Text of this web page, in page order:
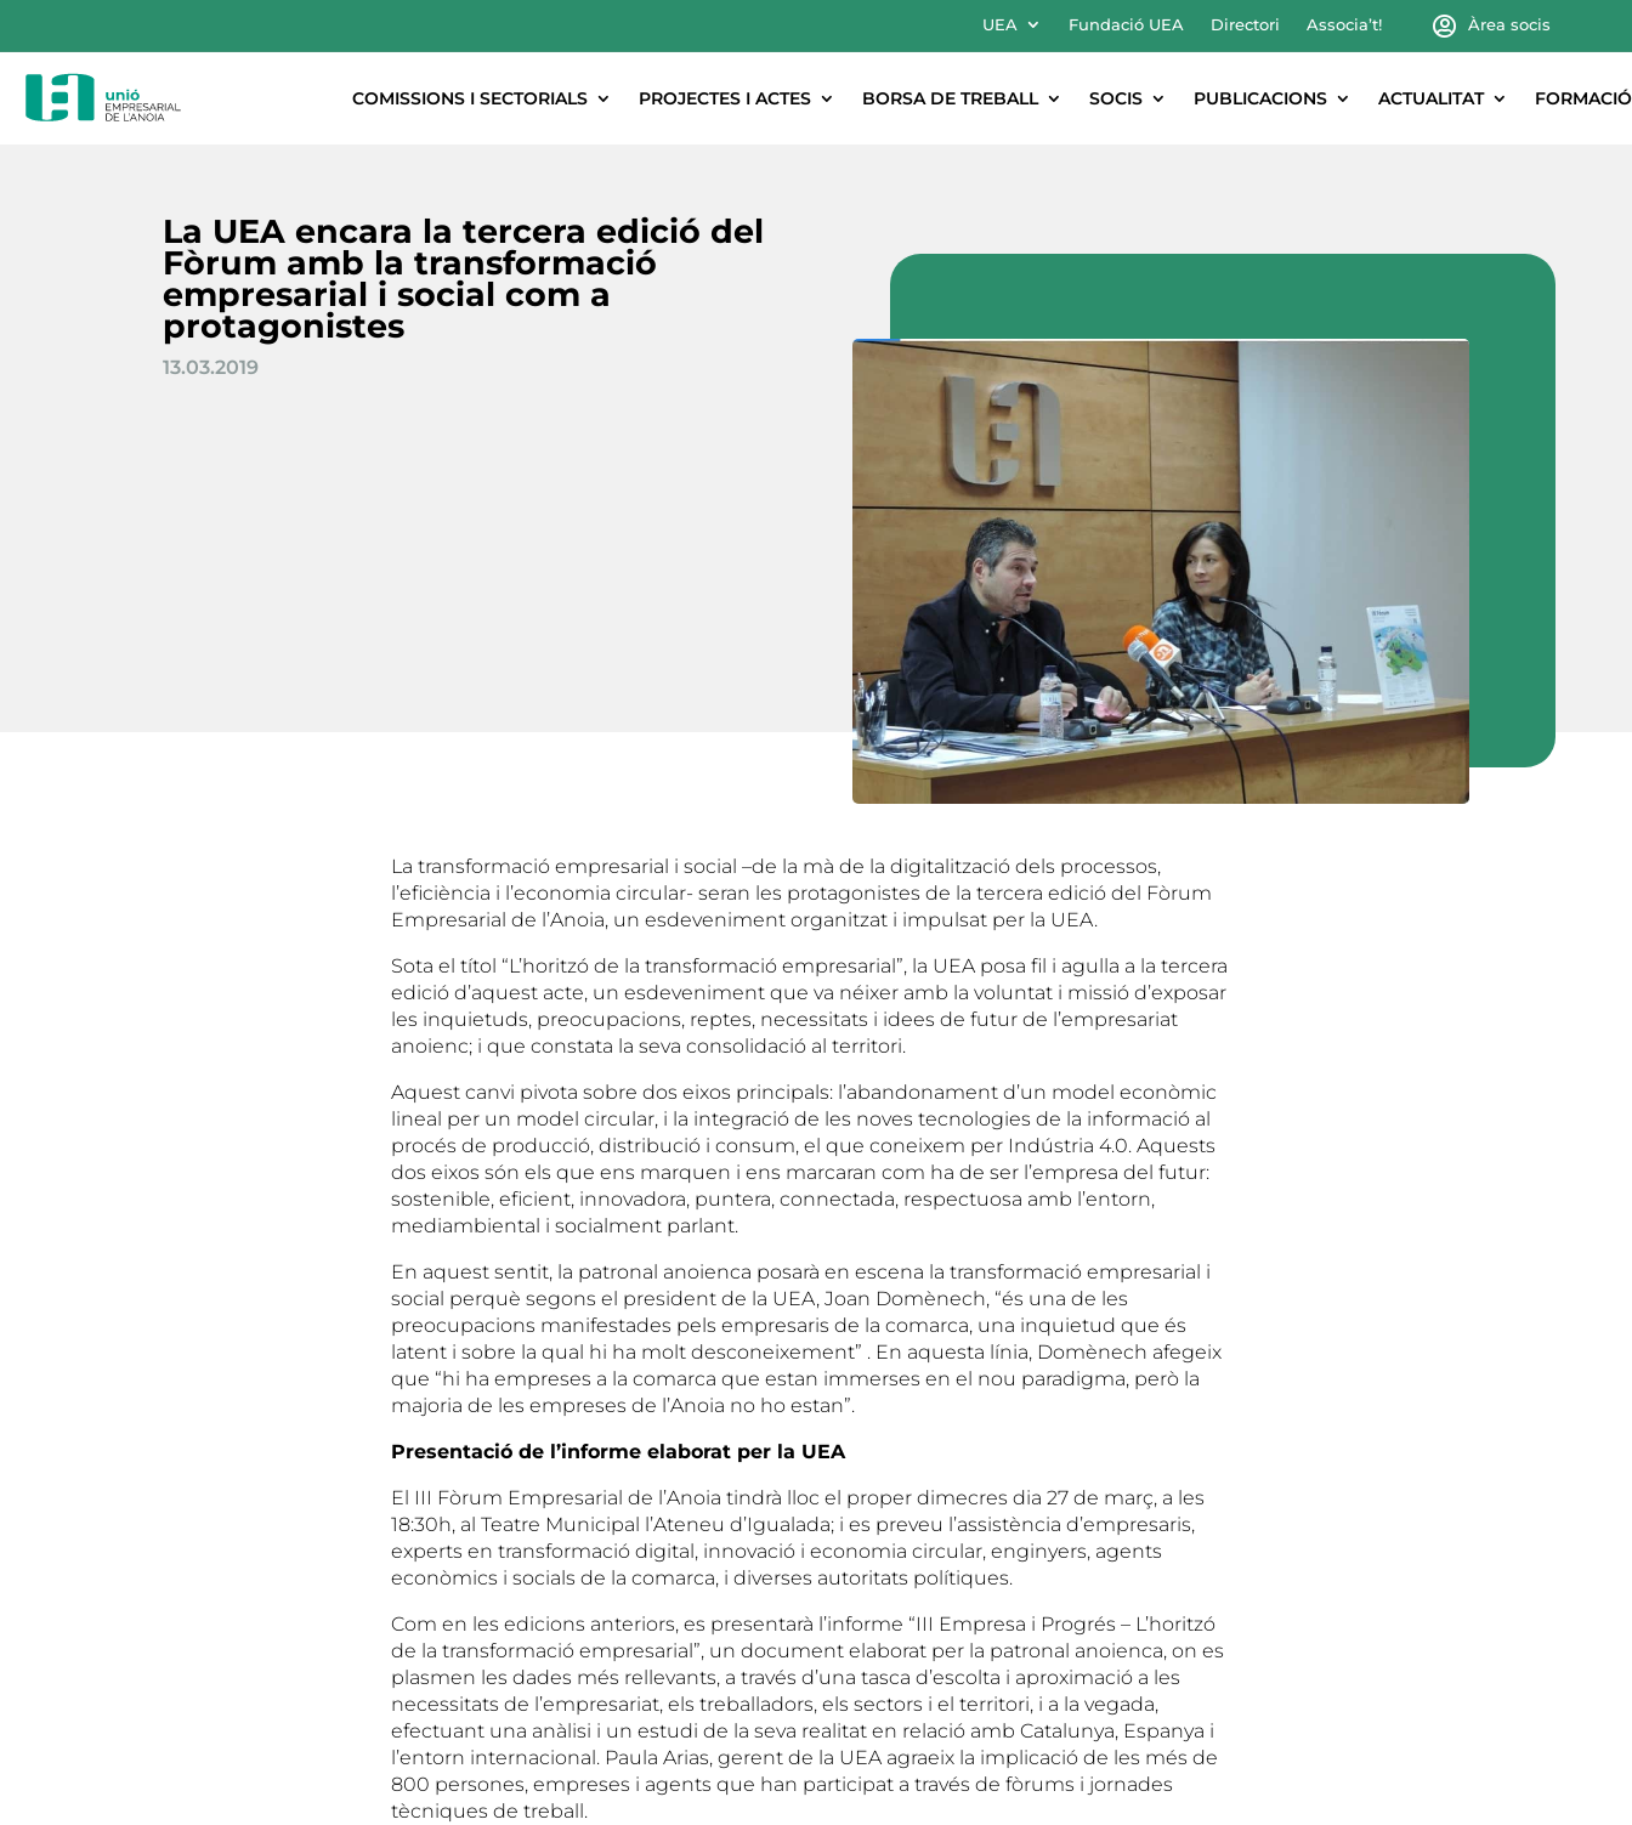
UEA Fundació UEA Directori Associa’t! Àrea socis
COMISSIONS I SECTORIALS PROJECTES I ACTES BORSA DE TREBALL SOCIS PUBLICACIONS ACTUALITAT FORMACIÓ
La UEA encara la tercera edició del
Fòrum amb la transformació
empresarial i social com a
protagonistes
13.03.2019
La transformació empresarial i social –de la mà de la digitalització dels processos,
l’eficiència i l’economia circular- seran les protagonistes de la tercera edició del Fòrum
Empresarial de l’Anoia, un esdeveniment organitzat i impulsat per la UEA.
Sota el títol “L’horitzó de la transformació empresarial”, la UEA posa fil i agulla a la tercera
edició d’aquest acte, un esdeveniment que va néixer amb la voluntat i missió d’exposar
les inquietuds, preocupacions, reptes, necessitats i idees de futur de l’empresariat
anoienc; i que constata la seva consolidació al territori.
Aquest canvi pivota sobre dos eixos principals: l’abandonament d’un model econòmic
lineal per un model circular, i la integració de les noves tecnologies de la informació al
procés de producció, distribució i consum, el que coneixem per Indústria 4.0. Aquests
dos eixos són els que ens marquen i ens marcaran com ha de ser l’empresa del futur:
sostenible, eficient, innovadora, puntera, connectada, respectuosa amb l’entorn,
mediambiental i socialment parlant.
En aquest sentit, la patronal anoienca posarà en escena la transformació empresarial i
social perquè segons el president de la UEA, Joan Domènech, “és una de les
preocupacions manifestades pels empresaris de la comarca, una inquietud que és
latent i sobre la qual hi ha molt desconeixement” . En aquesta línia, Domènech afegeix
que “hi ha empreses a la comarca que estan immerses en el nou paradigma, però la
majoria de les empreses de l’Anoia no ho estan”.
Presentació de l’informe elaborat per la UEA
El III Fòrum Empresarial de l’Anoia tindrà lloc el proper dimecres dia 27 de març, a les
18:30h, al Teatre Municipal l’Ateneu d’Igualada; i es preveu l’assistència d’empresaris,
experts en transformació digital, innovació i economia circular, enginyers, agents
econòmics i socials de la comarca, i diverses autoritats polítiques.
Com en les edicions anteriors, es presentarà l’informe “III Empresa i Progrés – L’horitzó
de la transformació empresarial”, un document elaborat per la patronal anoienca, on es
plasmen les dades més rellevants, a través d’una tasca d’escolta i aproximació a les
necessitats de l’empresariat, els treballadors, els sectors i el territori, i a la vegada,
efectuant una anàlisi i un estudi de la seva realitat en relació amb Catalunya, Espanya i
l’entorn internacional. Paula Arias, gerent de la UEA agraeix la implicació de les més de
800 persones, empreses i agents que han participat a través de fòrums i jornades
tècniques de treball.